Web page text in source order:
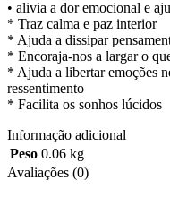
• alivia a dor emocional e
* Traz calma e paz interior
* Ajuda a dissipar
* Encoraja-nos a largar o
* Ajuda a libertar emoções
ressentimento
* Facilita os sonhos lúcidos
Informação adicional
Peso 0.06 kg
Avaliações (0)